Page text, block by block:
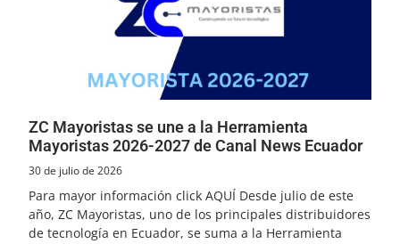
ZC Mayoristas se une a la Herramienta
Mayoristas 2026-2027 de Canal News Ecuador
30 de julio de 2026
Para mayor información click AQUÍ Desde julio de este
año, ZC Mayoristas, uno de los principales distribuidores
de tecnología en Ecuador, se suma a la Herramienta